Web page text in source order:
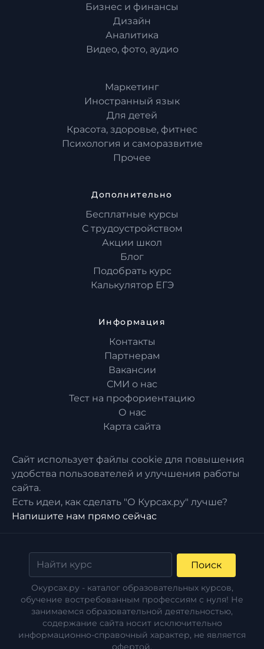
Бизнес и финансы
Дизайн
Аналитика
Видео, фото, аудио
Маркетинг
Иностранный язык
Для детей
Красота, здоровье, фитнес
Психология и саморазвитие
Прочее
Дополнительно
Бесплатные курсы
С трудоустройством
Акции школ
Блог
Подобрать курс
Калькулятор ЕГЭ
Информация
Контакты
Партнерам
Вакансии
СМИ о нас
Тест на профориентацию
О нас
Карта сайта
Сайт использует файлы cookie для повышения
удобства пользователей и улучшения работы
сайта.
Есть идеи, как сделать "О Курсах.ру" лучше?
Напишите нам прямо сейчас
Поиск
Окурсах.ру - каталог образовательных курсов,
обучение востребованным профессиям с нуля! Не
занимаемся образовательной деятельностью,
содержание сайта носит исключительно
информационно-справочный характер, не является
офертой.